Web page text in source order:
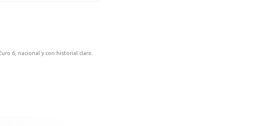
6, nacional y con historial claro.